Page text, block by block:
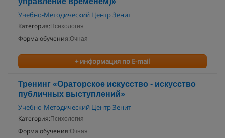
Учебно-Методический Центр Зенит
Категория: Психология
Форма обучения:Очная
+ информация по E-mail
Тренинг «Ораторское искусство - искусство
публичных выступлений»
Учебно-Методический Центр Зенит
Категория: Психология
Форма обучения:Очная